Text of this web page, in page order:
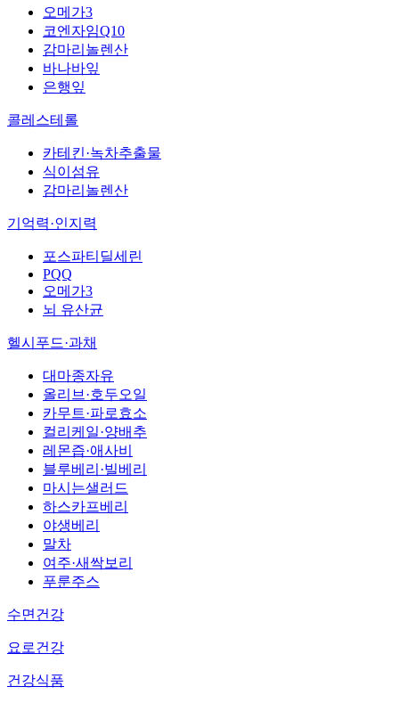
오메가3
코엔자임Q10
감마리놀렌산
바나바잎
은행잎
콜레스테롤
카테킨·녹차추출물
식이섬유
감마리놀렌산
기억력·인지력
포스파티딜세린
PQQ
오메가3
뇌 유산균
헬시푸드·과채
대마종자유
올리브·호두오일
카무트·파로효소
컬리케일·양배추
레몬즙·애사비
블루베리·빌베리
마시는샐러드
하스카프베리
야생베리
말차
여주·새싹보리
푸룬주스
수면건강
요로건강
건강식품